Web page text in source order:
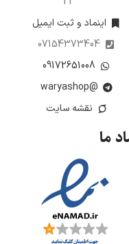
اینماد و ثبت ایمیل
07154373404
09172651008
@waryashop
نقشه سایت
ما